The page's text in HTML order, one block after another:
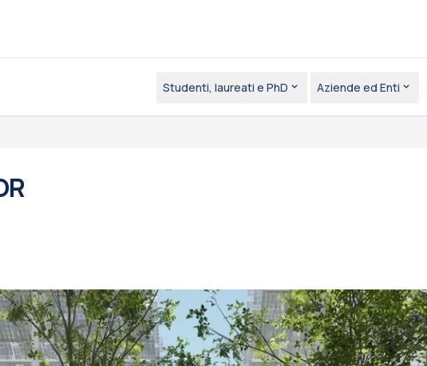
Studenti, laureati e PhD Aziende ed Enti